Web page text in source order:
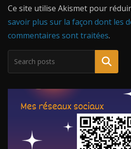
Ce site utilise Akismet pour
savoir plus sur la façon dont les
commentaires sont traitées.